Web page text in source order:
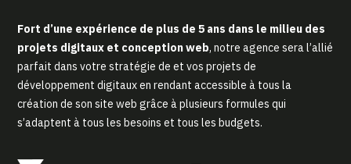
Fort d’une expérience de plus de 5 ans dans le milieu des
projets digitaux et conception web, notre agence sera l’allié
parfait dans votre stratégie de et vos projets de
développement digitaux en rendant accessible à tous la
création de son site web grâce à plusieurs formules qui
s’adaptent à tous les besoins et tous les budgets.